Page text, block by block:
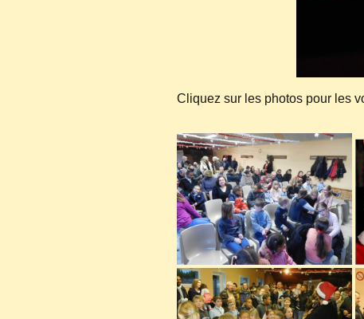
Cliquez sur les photos pour les